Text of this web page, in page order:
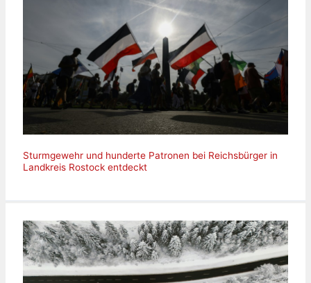
Sturmgewehr und hunderte Patronen bei Reichsbürger in
Landkreis Rostock entdeckt